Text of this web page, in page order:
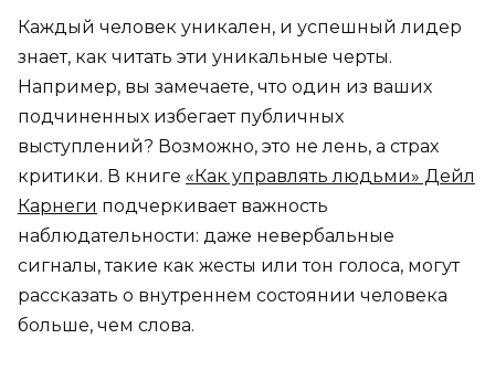
Каждый человек уникален, и успешный лидер
знает, как читать эти уникальные черты.
Например, вы замечаете, что один из ваших
подчиненных избегает публичных
выступлений? Возможно, это не лень, а страх
критики. В книге «Как управлять людьми» Дейл
Карнеги подчеркивает важность
наблюдательности: даже невербальные
сигналы, такие как жесты или тон голоса, могут
рассказать о внутреннем состоянии человека
больше, чем слова.